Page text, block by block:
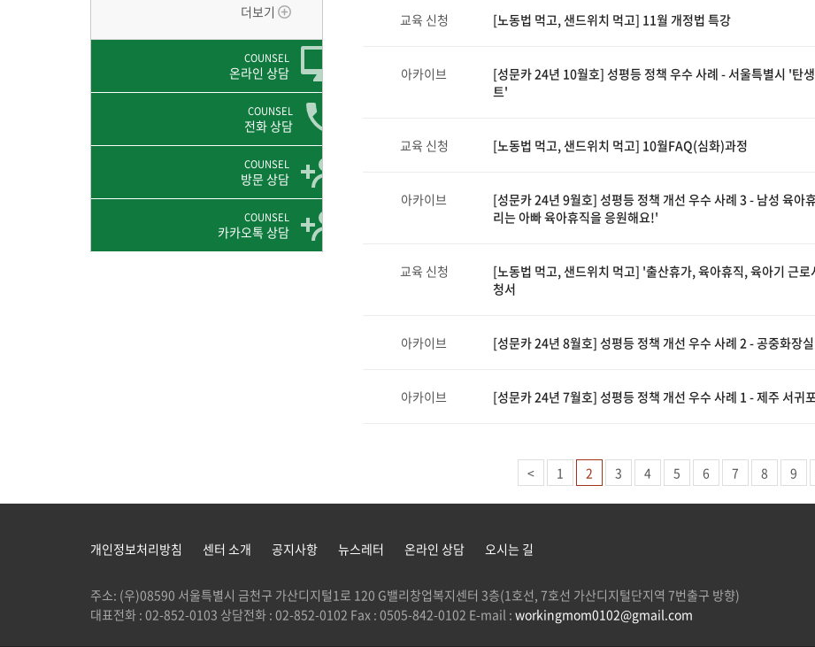
더보기
COUNSEL
온라인 상담
COUNSEL
전화 상담
COUNSEL
방문 상담
COUNSEL
카카오톡 상담
교육 신청 [노동법 먹고, 샌드위치 먹고] 11월 개정법 특강
아카이브
[성문카 24년 10월호] 성평등 정책 우수 사례 - 서울특별시 '탄
트'
교육 신청 [노동법 먹고, 샌드위치 먹고] 10월FAQ(심화)과정
아카이브
[성문카 24년 9월호] 성평등 정책 개선 우수 사례 3 - 남성 육아
리는 아빠 육아휴직을 응원해요!'
교육 신청
[노동법 먹고, 샌드위치 먹고] '출산휴가, 육아휴직, 육아기 근로
청서
아카이브 [성문카 24년 8월호] 성평등 정책 개선 우수 사례 2 - 공중화장
아카이브 [성문카 24년 7월호] 성평등 정책 개선 우수 사례 1 - 제주 서귀
< 1 2 3 4 5 6 7 8 9
개인정보처리방침 센터 소개 공지사항 뉴스레터 온라인 상담 오시는 길
주소: (우)08590 서울특별시 금천구 가산디지털1로 120 G밸리창업복지센터 3층(1호선, 7호선 가산디지털단지역 7번출구 방향)
대표전화 : 02-852-0103 상담전화 : 02-852-0102 Fax : 0505-842-0102 E-mail : workingmom0102@gmail.com